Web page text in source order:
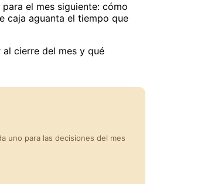
el mes siguiente: cómo
caja aguanta el tiempo que
al cierre del mes y qué
uno para las decisiones del mes